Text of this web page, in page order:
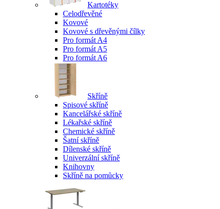
Kartotéky
Celodřevěné
Kovové
Kovové s dřevěnými čílky
Pro formát A4
Pro formát A5
Pro formát A6
Skříně
Spisové skříně
Kancelářské skříně
Lékařské skříně
Chemické skříně
Šatní skříně
Dílenské skříně
Univerzální skříně
Knihovny
Skříně na pomůcky